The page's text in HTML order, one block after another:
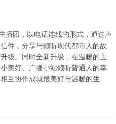
播团，以电话连线的形式，通过声
件，分享与倾听现代都市人的故
级。同时全新升级，在温暖的主
美好。广播小站倾听普通人的幸
互协作成就最美好与温暖的生